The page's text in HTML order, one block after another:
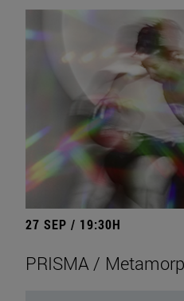
27 SEP / 19:30H
PRISMA /